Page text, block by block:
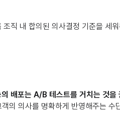
직 내 합의된 의사결정 기준을 세
배포는 A/B 테스트를 거치는 것을
의 의사를 명확하게 반영해주는 수